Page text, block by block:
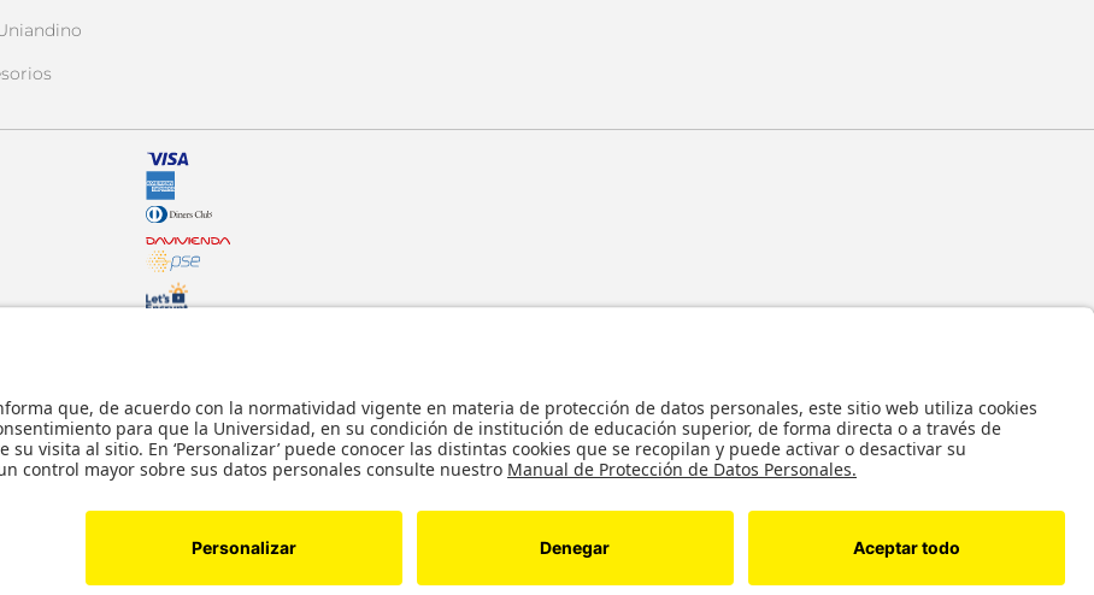
© - Derechos Reservados: La presente obra, y en general todos sus contenidos, se encuentran protegidos por las normas
internacionales y nacionales vigentes sobre propiedad Intelectual, por lo tanto su utilización parcial o total, reproducción,
comunicación pública, transformación, distribución, alquiler, préstamo público e importación, total o parcial, en todo o en